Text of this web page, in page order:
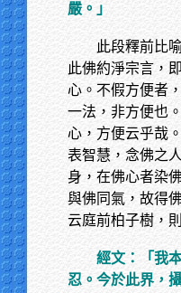
嚴。」
此段釋前比
此佛約淨宗言，
心。不假方便者
一法，非方便也
心，方便云乎哉
表智慧，念佛之
身，在佛心者染
與佛同氣，故得
云庭前柏子樹，
經文：「我
忍。今於此界，